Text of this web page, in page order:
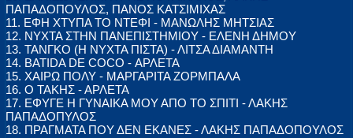
ΠΑΠΑΔΟΠΟΥΛΟΣ, ΠΑΝΟΣ ΚΑΤΣΙΜΙΧΑΣ
11. ΕΦΗ ΧΤΥΠΑ ΤΟ ΝΤΕΦΙ - ΜΑΝΩΛΗΣ ΜΗΤΣΙΑΣ
12. ΝΥΧΤΑ ΣΤΗΝ ΠΑΝΕΠΙΣΤΗΜΙΟΥ - ΕΛΕΝΗ ΔΗΜΟΥ
13. ΤΑΝΓΚΟ (Η ΝΥΧΤΑ ΠΙΣΤΑ) - ΛΙΤΣΑ ΔΙΑΜΑΝΤΗ
14. BATIDA DE COCO - ΑΡΛΕΤΑ
15. ΧΑΙΡΩ ΠΟΛΥ - ΜΑΡΓΑΡΙΤΑ ΖΟΡΜΠΑΛΑ
16. Ο ΤΑΚΗΣ - ΑΡΛΕΤΑ
17. ΕΦΥΓΕ Η ΓΥΝΑΙΚΑ ΜΟΥ ΑΠΟ ΤΟ ΣΠΙΤΙ - ΛΑΚΗΣ
ΠΑΠΑΔΟΠΥΛΟΣ
18. ΠΡΑΓΜΑΤΑ ΠΟΥ ΔΕΝ ΕΚΑΝΕΣ - ΛΑΚΗΣ ΠΑΠΑΔΟΠΟΥΛΟΣ